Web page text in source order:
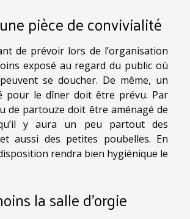
pièce de convivialité
de prévoir lors de l’organisation
exposé au regard du public où
se doucher. De même, un
pour le dîner doit être prévu. Par
de partouze doit être aménagé de
y aura un peu partout des
aussi des petites poubelles. En
rendra bien hygiénique le
la salle d’orgie